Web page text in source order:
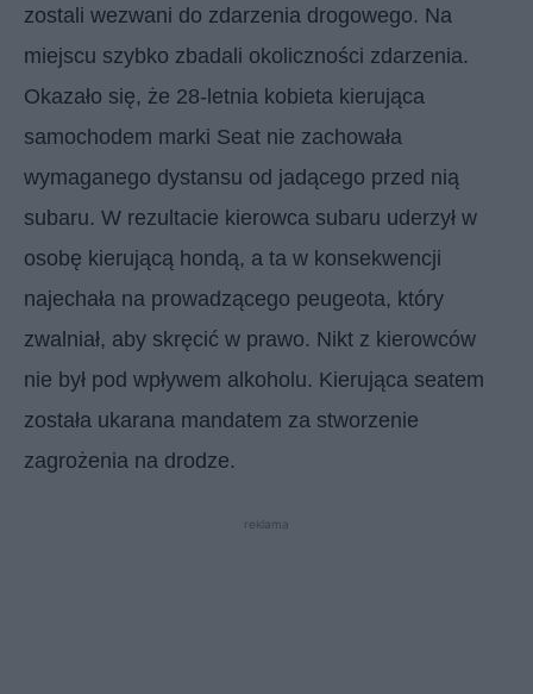
zostali wezwani do zdarzenia drogowego. Na
miejscu szybko zbadali okoliczności zdarzenia.
Okazało się, że 28-letnia kobieta kierująca
samochodem marki Seat nie zachowała
wymaganego dystansu od jadącego przed nią
subaru. W rezultacie kierowca subaru uderzył w
osobę kierującą hondą, a ta w konsekwencji
najechała na prowadzącego peugeota, który
zwalniał, aby skręcić w prawo. Nikt z kierowców
nie był pod wpływem alkoholu. Kierująca seatem
została ukarana mandatem za stworzenie
zagrożenia na drodze.
reklama